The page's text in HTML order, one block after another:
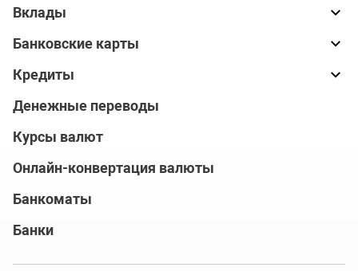
Вклады
Банковские карты
Кредиты
Денежные переводы
Курсы валют
Онлайн-конвертация валюты
Банкоматы
Банки